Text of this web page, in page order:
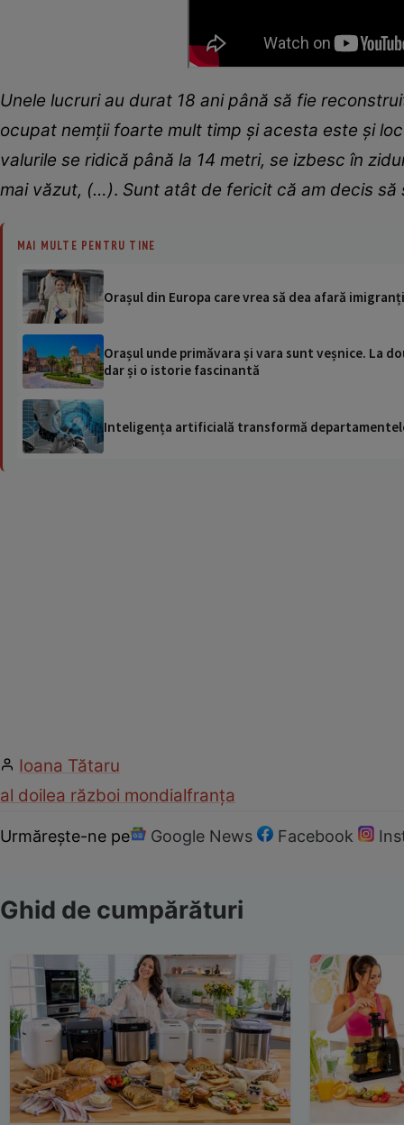
Unele lucruri au durat 18 ani până să fie
ocupat nemții foarte mult timp și acesta este și
valurile se ridică până la 14 metri, se izbesc în
mai văzut, (…). Sunt atât de fericit că am decis să
MAI MULTE PENTRU TINE
Orașul din Europa care vrea să dea afară
Orașul unde primăvara și vara sunt veșnice. La
dar și o istorie fascinantă
Inteligența artificială transformă
Ioana Tătaru
al doilea război mondialfranța
Urmărește-ne pe Google News Facebook
Ghid de cumpărături